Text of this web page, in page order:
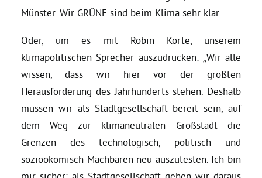
Münster. Wir GRÜNE sind beim Klima sehr klar.
Oder, um es mit Robin Korte, unserem
klimapolitischen Sprecher auszudrücken: „Wir alle
wissen, dass wir hier vor der größten
Herausforderung des Jahrhunderts stehen. Deshalb
müssen wir als Stadtgesellschaft bereit sein, auf
dem Weg zur klimaneutralen Großstadt die
Grenzen des technologisch, politisch und
sozioökomisch Machbaren neu auszutesten. Ich bin